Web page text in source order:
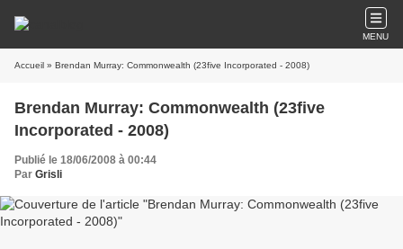
MENU
Accueil » Brendan Murray: Commonwealth (23five Incorporated - 2008)
Brendan Murray: Commonwealth (23five
Incorporated - 2008)
Publié le 18/06/2008 à 00:44
Par Grisli